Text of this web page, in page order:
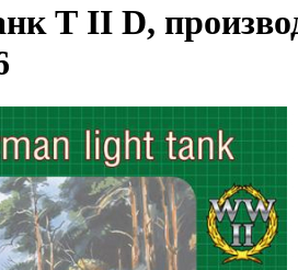
Т II D,